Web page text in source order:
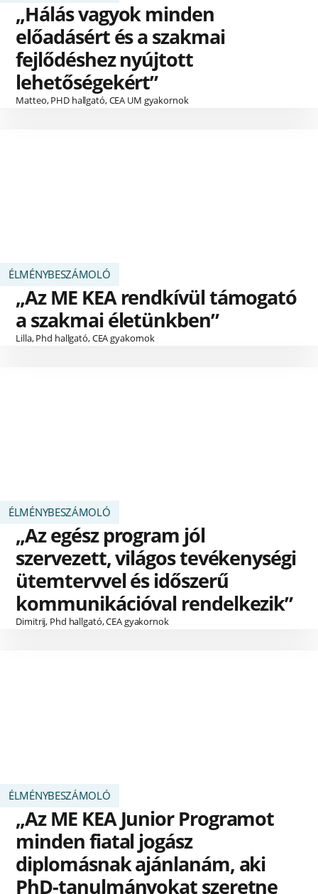
„Hálás vagyok minden
előadásért és a szakmai
fejlődéshez nyújtott
lehetőségekért”
Matteo, PHD hallgató, CEA UM gyakornok
ÉLMÉNYBESZÁMOLÓ
„Az ME KEA rendkívül támogató
a szakmai életünkben”
Lilla, Phd hallgató, CEA gyakornok
ÉLMÉNYBESZÁMOLÓ
„Az egész program jól
szervezett, világos tevékenységi
ütemtervvel és időszerű
kommunikációval rendelkezik”
Dimitrij, Phd hallgató, CEA gyakornok
ÉLMÉNYBESZÁMOLÓ
„Az ME KEA Junior Programot
minden fiatal jogász
diplomásnak ajánlanám, aki
PhD-tanulmányokat szeretne